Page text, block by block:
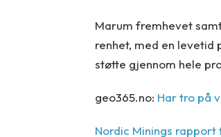
Marum fremhevet
renhet, med en levetid
støtte gjennom hele
geo365.no: Har tro på
Nordic Minings